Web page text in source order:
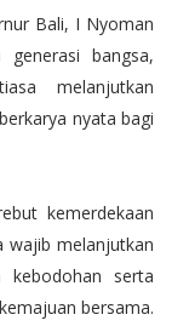
Bali, I Nyoman
bangsa,
melanjutkan
nyata bagi
kemerdekaan
wajib melanjutkan
kebodohan serta
bersama.